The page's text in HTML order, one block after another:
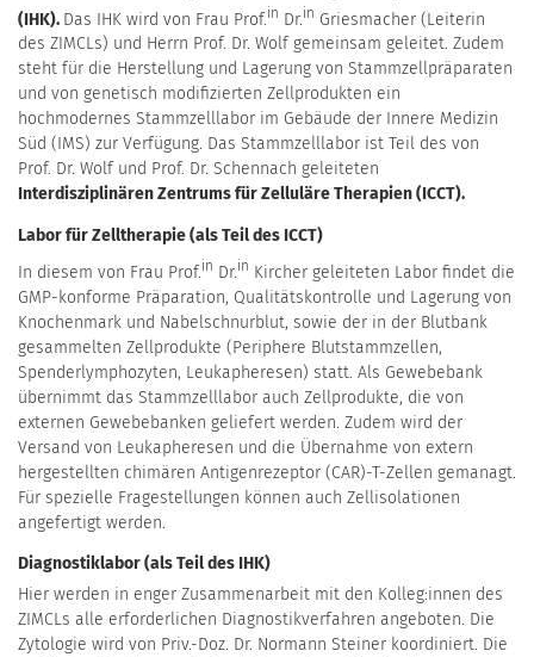
(IHK). Das IHK wird von Frau Prof.in Dr. in Griesmacher (Leiterin
des ZIMCLs) und Herrn Prof. Dr. Wolf gemeinsam geleitet. Zudem
steht für die Herstellung und Lagerung von Stammzellpräparaten
und von genetisch modifizierten Zellprodukten ein
hochmodernes Stammzelllabor im Gebäude der Innere Medizin
Süd (IMS) zur Verfügung. Das Stammzelllabor ist Teil des von
Prof. Dr. Wolf und Prof. Dr. Schennach geleiteten
Interdisziplinären Zentrums für Zelluläre Therapien (ICCT).
Labor für Zelltherapie (als Teil des ICCT)
In diesem von Frau Prof.in Dr.in Kircher geleiteten Labor findet die
GMP-konforme Präparation, Qualitätskontrolle und Lagerung von
Knochenmark und Nabelschnurblut, sowie der in der Blutbank
gesammelten Zellprodukte (Periphere Blutstammzellen,
Spenderlymphozyten, Leukapheresen) statt. Als Gewebebank
übernimmt das Stammzelllabor auch Zellprodukte, die von
externen Gewebebanken geliefert werden. Zudem wird der
Versand von Leukapheresen und die Übernahme von extern
hergestellten chimären Antigenrezeptor (CAR)-T-Zellen gemanagt.
Für spezielle Fragestellungen können auch Zellisolationen
angefertigt werden.
Diagnostiklabor (als Teil des IHK)
Hier werden in enger Zusammenarbeit mit den Kolleg:innen des
ZIMCLs alle erforderlichen Diagnostikverfahren angeboten. Die
Zytologie wird von Priv.-Doz. Dr. Normann Steiner koordiniert. Die